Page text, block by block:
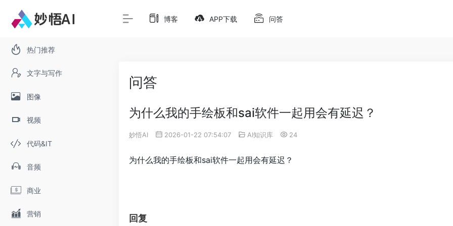
热门推荐
文字与写作
图像
视频
代码&IT
音频
商业
营销
博客 APP下载 问答
问答
为什么我的手绘板和sai软件一起用会有延迟？
妙悟AI 2026-01-22 07:54:07 AI知识库 24
为什么我的手绘板和sai软件一起用会有延迟？
回复